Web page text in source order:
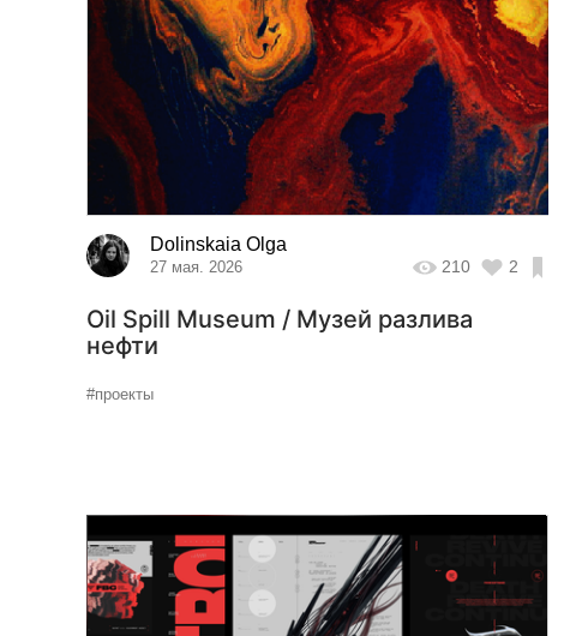
Dolinskaia Olga
27 мая. 2026 210 2
Oil Spill Museum / Музей разлива
нефти
#проекты